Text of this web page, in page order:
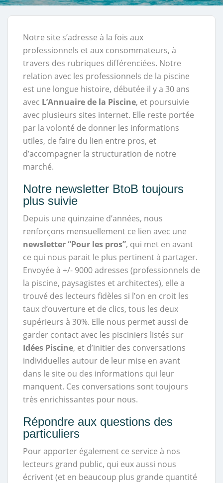
Notre site s’adresse à la fois aux
professionnels et aux consommateurs, à
travers des rubriques différenciées. Notre
relation avec les professionnels de la piscine
est une longue histoire, débutée il y a 30 ans
avec L’Annuaire de la Piscine, et poursuivie
avec plusieurs sites internet. Elle reste portée
par la volonté de donner les informations
utiles, de faire du lien entre pros, et
d’accompagner la structuration de notre
marché.
Notre newsletter BtoB toujours
plus suivie
Depuis une quinzaine d’années, nous
renforçons mensuellement ce lien avec une
newsletter “Pour les pros”, qui met en avant
ce qui nous parait le plus pertinent à partager.
Envoyée à +/- 9000 adresses (professionnels de
la piscine, paysagistes et architectes), elle a
trouvé des lecteurs fidèles si l’on en croit les
taux d’ouverture et de clics, tous les deux
supérieurs à 30%. Elle nous permet aussi de
garder contact avec les pisciniers listés sur
Idées Piscine, et d’initier des conversations
individuelles autour de leur mise en avant
dans le site ou des informations qui leur
manquent. Ces conversations sont toujours
très enrichissantes pour nous.
Répondre aux questions des
particuliers
Pour apporter également ce service à nos
lecteurs grand public, qui eux aussi nous
écrivent (et en beaucoup plus grande quantité